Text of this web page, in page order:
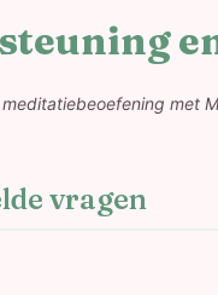
met
vragen